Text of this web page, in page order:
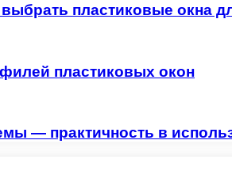
пластиковые окна
пластиковых окон
— практичность в